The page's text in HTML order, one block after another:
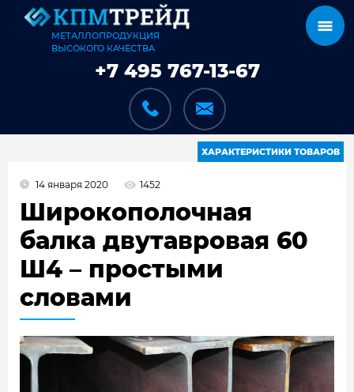
МЕТАЛЛОПРОДУКЦИЯ
ВЫСОКОГО КАЧЕСТВА
+7 495 767-13-67
КАК МЫ РАБОТАЕМ
ДОСТАВКА И ОПЛАТА
НАШИ ОБЪЕКТЫ
ХАРАКТЕРИСТИКИ ТОВАРОВ
14 января 2020 1452
Широкополочная
балка двутавровая 60
Ш4 – простыми
словами